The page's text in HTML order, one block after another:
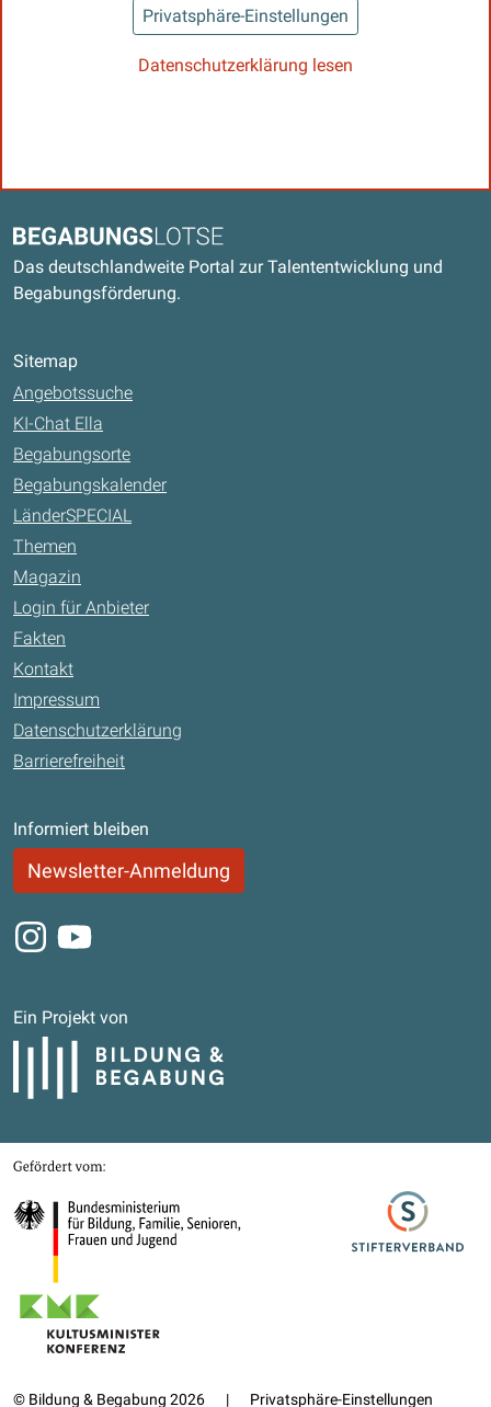
Privatsphäre-Einstellungen
Datenschutzerklärung lesen
Begabungslotse
Das deutschlandweite Portal zur Talententwicklung und
Begabungsförderung.
Sitemap
Angebotssuche
KI-Chat Ella
Begabungsorte
Begabungskalender
LänderSPECIAL
Themen
Magazin
Login für Anbieter
Fakten
Kontakt
Impressum
Datenschutzerklärung
Barrierefreiheit
Informiert bleiben
Newsletter-Anmeldung
Instagram
Youtube
Ein Projekt von
Bildung und Begabung
Gefördert von
Bundesministerium für Bildung, Familie, Senioren, Frauen und Jugend
Stifterverband
Kultusministerkonferenz
© Bildung & Begabung 2026 | Privatsphäre-Einstellungen